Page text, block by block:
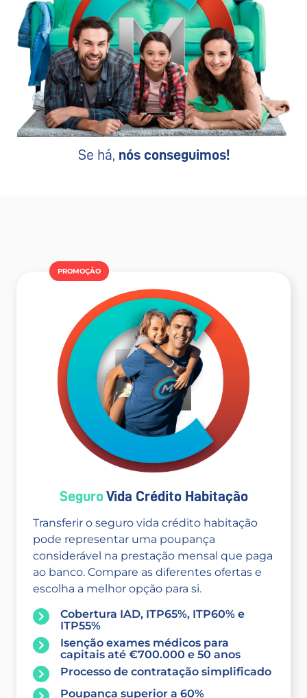
Se há, nós conseguimos!
PROMOÇÂO
SeguroVida Crédito Habitação
Transferir o seguro vida crédito habitação
pode representar uma poupança
considerável na prestação mensal que paga
ao banco. Compare as diferentes ofertas e
escolha a melhor opção para si.
Cobertura IAD, ITP65%, ITP60% e
ITP55%
Isenção exames médicos para
capitais até €700.000 e 50 anos
Processo de contratação simplificado
Poupança superior a 60%